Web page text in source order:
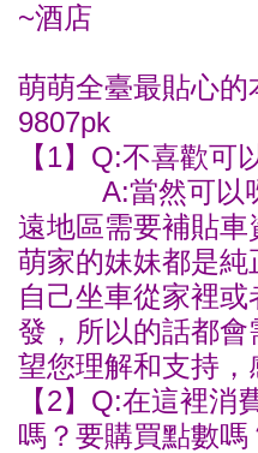
~酒店
萌萌全臺最貼心的
【1】Q:不喜歡可
A:當然可以呀
遠地區需要補貼
萌家的妹妹都是
自己坐車從家裡
發，所以的話都
望您理解和支持，
【2】Q:在這裡消
嗎？要購買點數嗎